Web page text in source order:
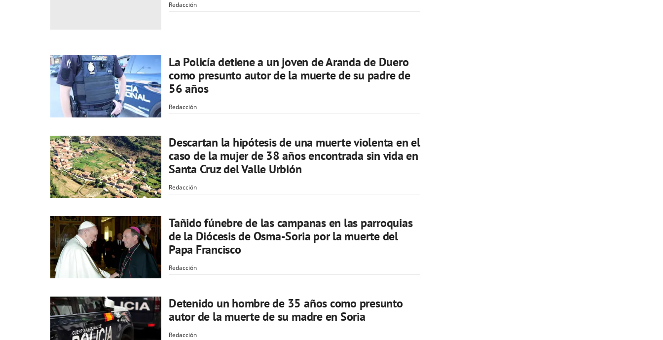
Redacción
La Policía detiene a un joven de Aranda de Duero
como presunto autor de la muerte de su padre de
56 años
Redacción
Descartan la hipótesis de una muerte violenta en el
caso de la mujer de 38 años encontrada sin vida en
Santa Cruz del Valle Urbión
Redacción
Tañido fúnebre de las campanas en las parroquias
de la Diócesis de Osma-Soria por la muerte del
Papa Francisco
Redacción
Detenido un hombre de 35 años como presunto
autor de la muerte de su madre en Soria
Redacción